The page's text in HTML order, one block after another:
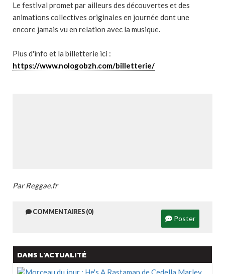
Le festival promet par ailleurs des découvertes et des
animations collectives originales en journée dont une
encore jamais vu en relation avec la musique.
Plus d'info et la billetterie ici :
https://www.nologobzh.com/billetterie/
Par Reggae.fr
COMMENTAIRES (0)
Poster
DANS L'ACTUALITÉ